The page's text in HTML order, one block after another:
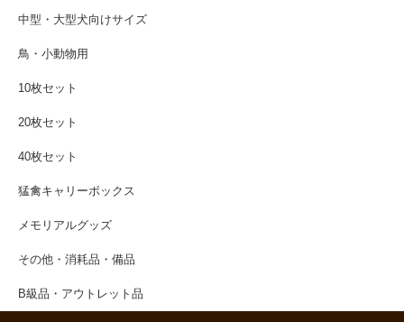
中型・大型犬向けサイズ
鳥・小動物用
10枚セット
20枚セット
40枚セット
猛禽キャリーボックス
メモリアルグッズ
その他・消耗品・備品
B級品・アウトレット品